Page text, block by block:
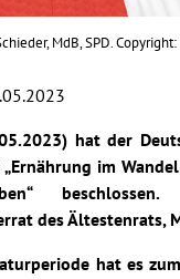
MdB, SPD.
hat der
im
des Ältestenrats,
hat es